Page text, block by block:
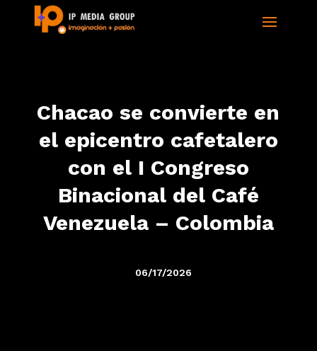
Chacao se convierte en
el epicentro cafetalero
con el I Congreso
Binacional del Café
Venezuela – Colombia
06/17/2026